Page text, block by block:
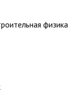
физика